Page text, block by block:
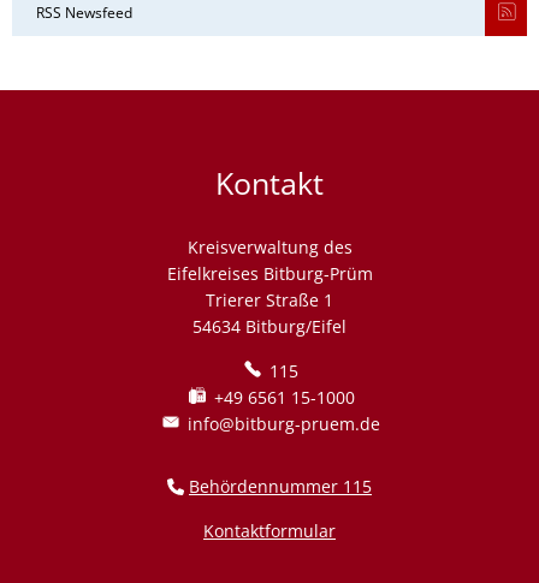
RSS Newsfeed
Kontakt
Kreisverwaltung des
Eifelkreises Bitburg-Prüm
Trierer Straße 1
54634 Bitburg/Eifel
115
+49 6561 15-1000
info@bitburg-pruem.de
Behördennummer 115
Kontaktformular